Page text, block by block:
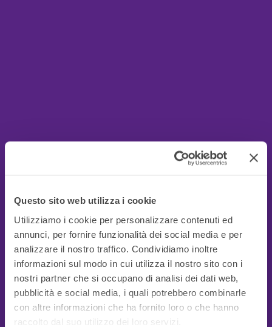
Questo sito web utilizza i cookie
Utilizziamo i cookie per personalizzare contenuti ed
annunci, per fornire funzionalità dei social media e per
analizzare il nostro traffico. Condividiamo inoltre
informazioni sul modo in cui utilizza il nostro sito con i
nostri partner che si occupano di analisi dei dati web,
pubblicità e social media, i quali potrebbero combinarle
con altre informazioni che ha fornito loro o che hanno
raccolto dal suo utilizzo dei loro servizi.